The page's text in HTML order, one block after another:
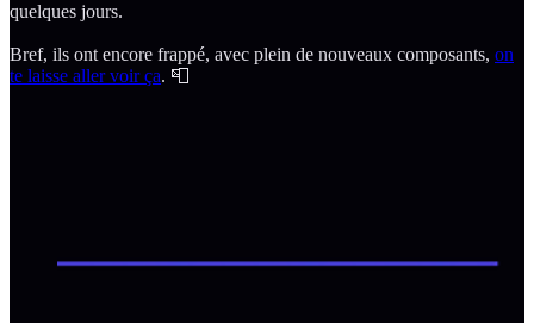
quelques jours.
Bref, ils ont encore frappé, avec plein de nouveaux composants, on
te laisse aller voir ça. 📮